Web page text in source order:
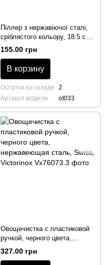
Піллер з нержавіючої сталі,
сріблястого кольору, 18.5 см,
BarTrigger
155.00 грн
В корзину
Остаток на складе
2
Артикул модели
ot033
Овощечистка с пластиковой
ручкой, черного цвета,
нержавеющая сталь, Swiss,
Victorinox
327.00 грн